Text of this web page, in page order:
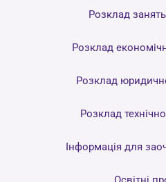
Розклад
Розклад
Розклад
Розклад
Інформація для